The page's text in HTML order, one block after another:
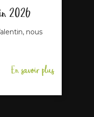
2026
nous
En savoir plus